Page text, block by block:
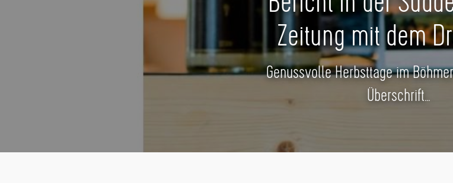
Zeitung mit dem
Genussvolle Herbsttage im
Überschrift...